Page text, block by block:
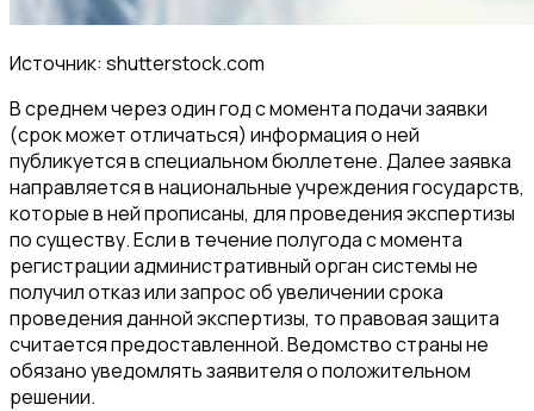
Источник: shutterstock.com
В среднем через один год с момента подачи заявки
(срок может отличаться) информация о ней
публикуется в специальном бюллетене. Далее заявка
направляется в национальные учреждения государств,
которые в ней прописаны, для проведения экспертизы
по существу. Если в течение полугода с момента
регистрации административный орган системы не
получил отказ или запрос об увеличении срока
проведения данной экспертизы, то правовая защита
считается предоставленной. Ведомство страны не
обязано уведомлять заявителя о положительном
решении.